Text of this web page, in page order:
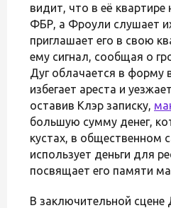
видит, что в её квартире
ФБР, а Фроули слушает
приглашает его в свою
ему сигнал, сообщая о
Дуг облачается в форму
избегает ареста и
оставив Клэр записку,
большую сумму денег,
кустах, в общественном
использует деньги для
посвящает его памяти
В заключительной сцене